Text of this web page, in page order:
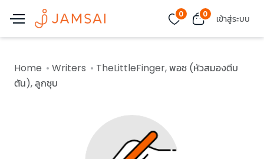
0 0 เข้าสู่ระบบ
Home Writers
TheLittleFinger, พอช (หัวสมองตีบ
ตัน), ลูกชุบ